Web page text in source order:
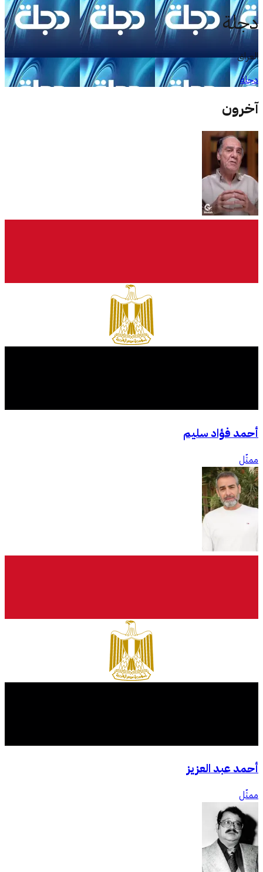
دجلة
العراق
دجلة
آخرون
أحمد فؤاد سليم
ممثّل
أحمد عبد العزيز
ممثّل